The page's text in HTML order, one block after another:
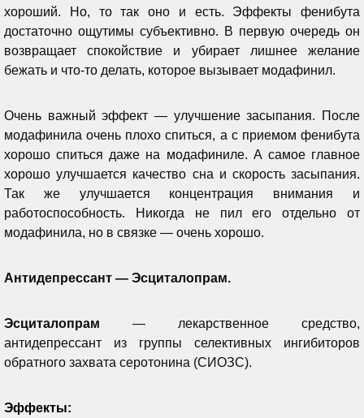
хороший. Но, то так оно и есть. Эффекты фенибута
достаточно ощутимы субъективно. В первую очередь он
возвращает спокойствие и убирает лишнее желание
бежать и что-то делать, которое вызывает модафинил.
Очень важный эффект — улучшение засыпания. После
модафинила очень плохо спиться, а с приемом фенибута
хорошо спиться даже на модафиниле. А самое главное
хорошо улучшается качество сна и скорость засыпания.
Так же улучшается концентрация внимания и
работоспособность. Никогда не пил его отдельно от
модафинила, но в связке — очень хорошо.
Антидепрессант — Эсциталопрам.
Эсциталопрам — лекарственное средство,
антидепрессант из группы селективных ингибиторов
обратного захвата серотонина (СИОЗС).
Эффекты: